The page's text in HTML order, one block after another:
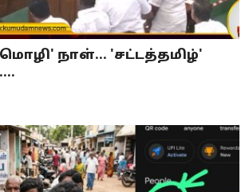
நாள்... 'சட்டத்தமிழ்'